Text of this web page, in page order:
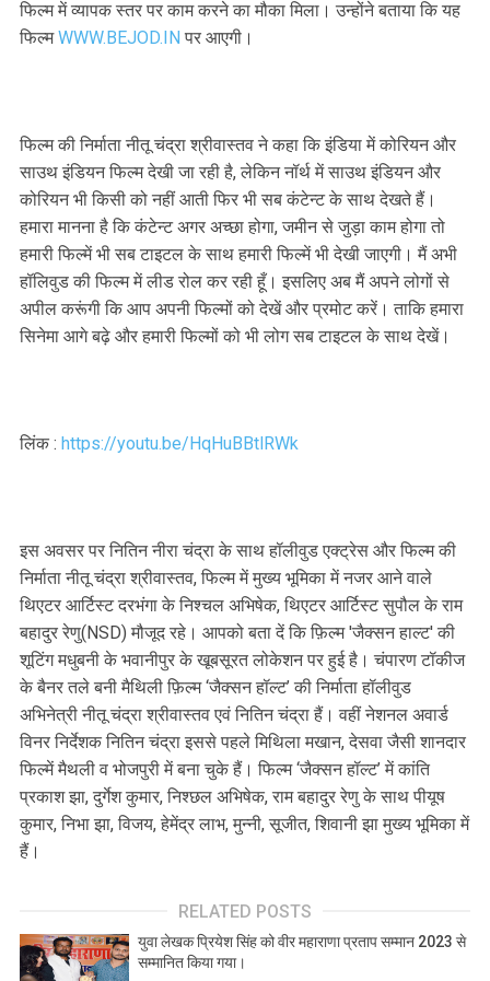
फिल्म में व्यापक स्तर पर काम करने का मौका मिला। उन्होंने बताया कि यह
फिल्मWWW.BEJOD.IN पर आएगी।
फिल्म की निर्माता नीतू चंद्रा श्रीवास्तव ने कहा कि इंडिया में कोरियन और
साउथ इंडियन फिल्म देखी जा रही है, लेकिन नॉर्थ में साउथ इंडियन और
कोरियन भी किसी को नहीं आती फिर भी सब कंटेन्ट के साथ देखते हैं।
हमारा मानना है कि कंटेन्ट अगर अच्छा होगा, जमीन से जुड़ा काम होगा तो
हमारी फिल्में भी सब टाइटल के साथ हमारी फिल्में भी देखी जाएगी। मैं अभी
हॉलिवुड की फिल्म में लीड रोल कर रही हूँ। इसलिए अब मैं अपने लोगों से
अपील करूंगी कि आप अपनी फिल्मों को देखें और प्रमोट करें। ताकि हमारा
सिनेमा आगे बढ़े और हमारी फिल्मों को भी लोग सब टाइटल के साथ देखें।
लिंक : https://youtu.be/HqHuBBtlRWk
इस अवसर पर नितिन नीरा चंद्रा के साथ हॉलीवुड एक्ट्रेस और फिल्म की
निर्माता नीतू चंद्रा श्रीवास्तव, फिल्म में मुख्य भूमिका में नजर आने वाले
थिएटर आर्टिस्ट दरभंगा के निश्चल अभिषेक, थिएटर आर्टिस्ट सुपौल के राम
बहादुर रेणु(NSD) मौजूद रहे। आपको बता दें कि फ़िल्म 'जैक्सन हाल्ट' की
शूटिंग मधुबनी के भवानीपुर के खूबसूरत लोकेशन पर हुई है। चंपारण टॉकीज
के बैनर तले बनी मैथिली फ़िल्म ‘जैक्सन हॉल्ट’ की निर्माता हॉलीवुड
अभिनेत्री नीतू चंद्रा श्रीवास्तव एवं नितिन चंद्रा हैं। वहीं नेशनल अवार्ड
विनर निर्देशक नितिन चंद्रा इससे पहले मिथिला मखान, देसवा जैसी शानदार
फिल्में मैथली व भोजपुरी में बना चुके हैं। फिल्म ‘जैक्सन हॉल्ट’ में कांति
प्रकाश झा, दुर्गेश कुमार, निश्छल अभिषेक, राम बहादुर रेणु के साथ पीयूष
कुमार, निभा झा, विजय, हेमेंद्र लाभ, मुन्नी, सूजीत, शिवानी झा मुख्य भूमिका में
हैं।
RELATED POSTS
युवा लेखक प्रियेश सिंह को वीर महाराणा प्रताप सम्मान 2023 से
सम्मानित किया गया।